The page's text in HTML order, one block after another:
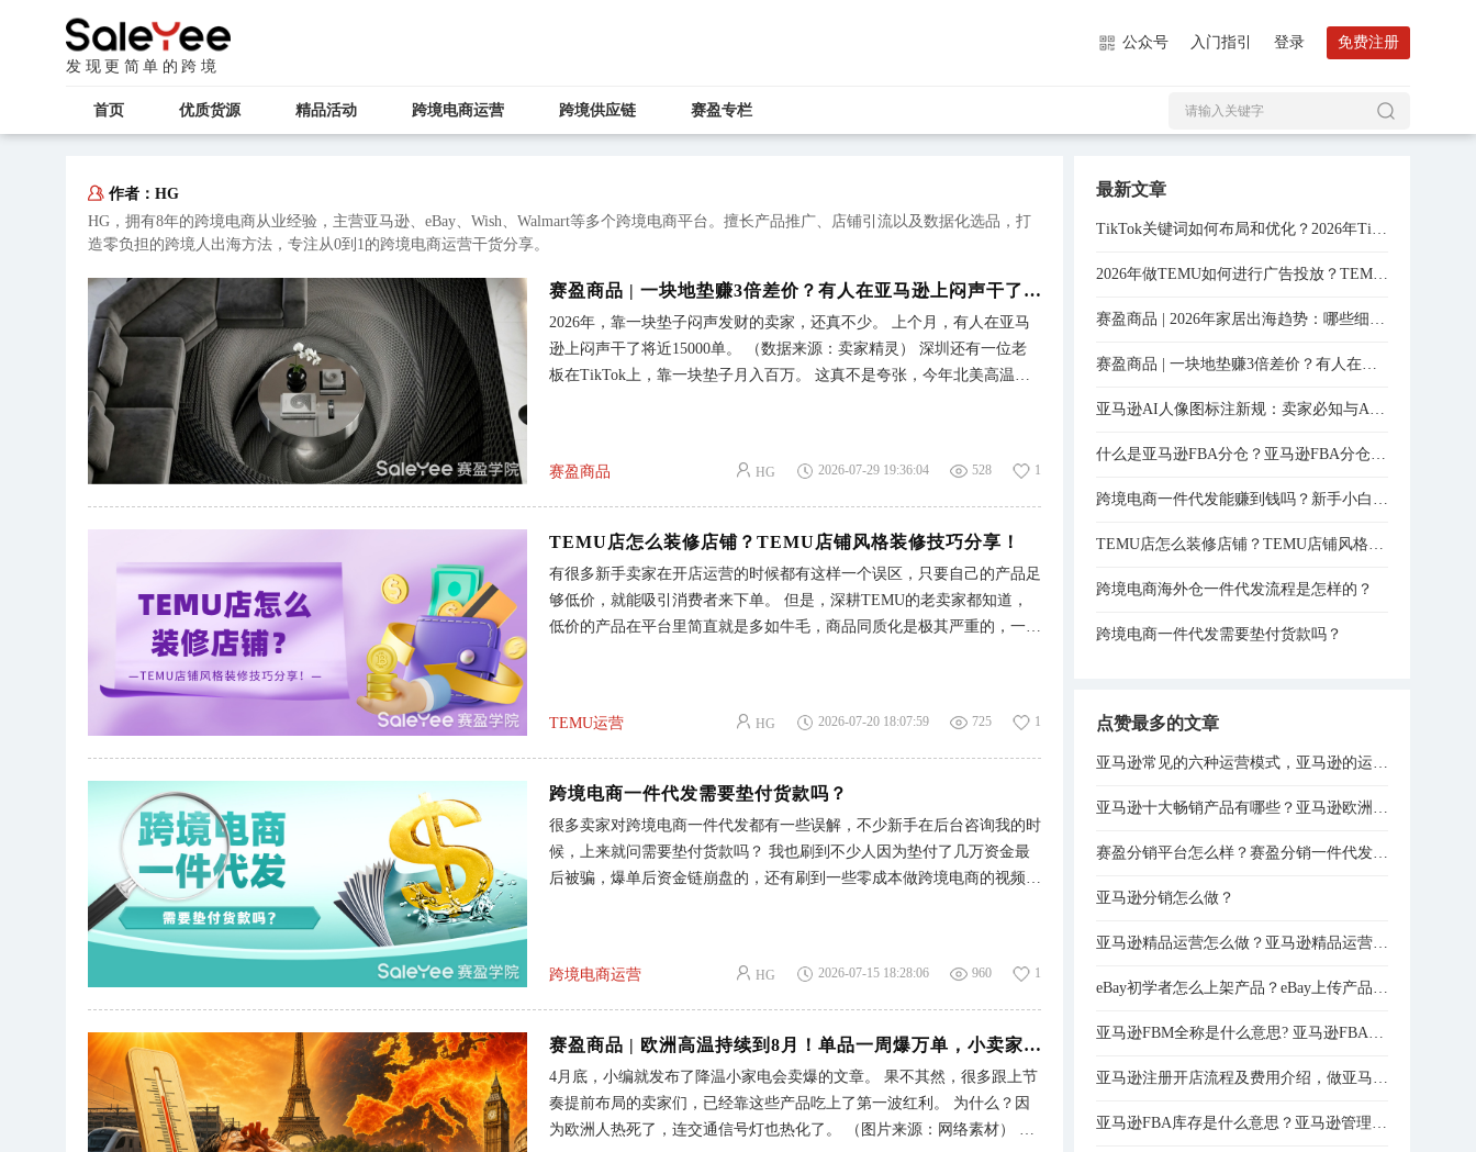
发现更简单的跨境
公众号 入门指引 登录 免费注册
首页 优质货源 精品活动 跨境电商运营 跨境供应链 赛盈专栏
作者： HG
HG，拥有8年的跨境电商从业经验，主营亚马逊、eBay、Wish、Walmart等多个跨境电商平台。擅长产品推广、店铺引流以及数据化选品，打
造零负担的跨境人出海方法，专注从0到1的跨境电商运营干货分享。
赛盈商品 | 一块地垫赚3倍差价？有人在亚马逊上闷声干了将近15000单
2026年，靠一块垫子闷声发财的卖家，还真不少。 上个月，有人在亚马
逊上闷声干了将近15000单。 （数据来源：卖家精灵） 深圳还有一位老
板在TikTok上，靠一块垫子月入百万。 这真不是夸张，今年北美高温天
Lesure Pet） 这位老板怎么做到的？很简单，不卖垫子，卖解决方案。 01
刚需品类，利润最稳的底牌 宠物降温垫虽然爆单了，但终究是吃上了季
节红利。 而对大多数卖家来说，不追风口，吃透刚需，反而利润最稳。
景，欧美家庭的高频刚需，复购也很稳定。 售价在39美金，增加记忆棉
回弹、防油、防水的材料，同时支持机洗的款式，搜索量一直上涨。 这
里提一嘴，地垫选择厚度＜1.5cm最好，太厚容易让体积重量翻倍，影响
赛盈商品 HG 2026-07-29 19:36:04 528 1
TEMU店怎么装修店铺？TEMU店铺风格装修技巧分享！
有很多新手卖家在开店运营的时候都有这样一个误区，只要自己的产品足
够低价，就能吸引消费者来下单。 但是，深耕TEMU的老卖家都知道，
低价的产品在平台里简直就是多如牛毛，商品同质化是极其严重的，一款
干净整洁的店铺，商品罗列井然有序的转化率就是会比杂乱无章胡乱堆砌
的店铺高出好几倍。就算你的价格可以让利出来，买家看到你的店铺非常
不专业，也担心在你这买到劣质商品，宁愿选择价格偏高，但是店铺看起
碑。店铺装修的越好，买家对你的信任越强。 今天就和各位分享TEMU
店铺要如何装修，吸引到更多买家的信任，提升店铺数据的转化。 一、
新手装修TEMU店铺的核心逻辑 新手刚开始做TEMU的时候，一门心思都
么，TEM
TEMU运营 HG 2026-07-20 18:07:59 725 1
跨境电商一件代发需要垫付货款吗？
很多卖家对跨境电商一件代发都有一些误解，不少新手在后台咨询我的时
候，上来就问需要垫付货款吗？ 我也刷到不少人因为垫付了几万资金最
后被骗，爆单后资金链崩盘的，还有刷到一些零成本做跨境电商的视频，
一部分原因就是过度宣传，比如零囤货、零资金没有说清楚适用的场景，
尤其是新手刚入门没有辨别能力，很容易全盘默认跨境一件代发是完全不
用掏一分钱的。 为了让大家更清楚跨境电商一件代发的模式，那些情况
情况不用提前垫付货款？ 如果你有本职工作，想要通过跨境电商赚点外
快，但是手里的预算有限，那么就可以借助一件代发平台开店。 这种操
作逻辑很简单，也比较透明： 以赛盈分销平台为例，在平台上注册账
跨境电商运营 HG 2026-07-15 18:28:06 960 1
赛盈商品 | 欧洲高温持续到8月！单品一周爆万单，小卖家也能卖脱销！
4月底，小编就发布了降温小家电会卖爆的文章。 果不其然，很多跟上节
奏提前布局的卖家们，已经靠这些产品吃上了第一波红利。 为什么？因
为欧洲人热死了，连交通信号灯也热化了。 （图片来源：网络素材） 5
最新文章
TikTok关键词如何布局和优化？2026年TikTok关键词优化实操分享！
2026年做TEMU如何进行广告投放？TEMU投放技巧全程分享！
赛盈商品 | 2026年家居出海趋势：哪些细分赛道还有入场机会？
赛盈商品 | 一块地垫赚3倍差价？有人在亚马逊上闷声干了将近15000单
亚马逊AI人像图标注新规：卖家必知与AI工具实战指南
什么是亚马逊FBA分仓？亚马逊FBA分仓怎么处理？
跨境电商一件代发能赚到钱吗？新手小白实操路径全程分享！
TEMU店怎么装修店铺？TEMU店铺风格装修技巧分享！
跨境电商海外仓一件代发流程是怎样的？
跨境电商一件代发需要垫付货款吗？
点赞最多的文章
亚马逊常见的六种运营模式，亚马逊的运营模式总结！
亚马逊十大畅销产品有哪些？亚马逊欧洲站热销产品排行榜！
赛盈分销平台怎么样？赛盈分销一件代发模式分享！
亚马逊分销怎么做？
亚马逊精品运营怎么做？亚马逊精品运营思路分享
eBay初学者怎么上架产品？eBay上传产品的详细步骤分享
亚马逊FBM全称是什么意思? 亚马逊FBA和FBM模式的区别
亚马逊注册开店流程及费用介绍，做亚马逊需要多少资金？
亚马逊FBA库存是什么意思？亚马逊管理库存与管理FBA库存的关系是什么？